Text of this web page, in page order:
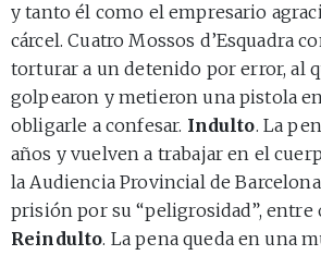
y tanto él como el empresario
cárcel. Cuatro Mossos d’Esquadra
torturar a un detenido por error, al
golpearon y metieron una pistola
obligarle a confesar. Indulto. La
años y vuelven a trabajar en el
la Audiencia Provincial de
prisión por su “peligrosidad”, entre
Reindulto. La pena queda en una